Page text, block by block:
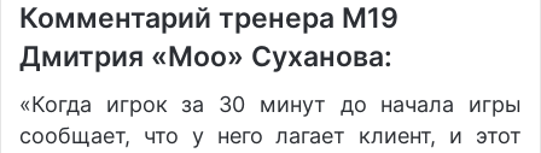
Комментарий тренера M19
Дмитрия «Moo» Суханова:
«Когда игрок за 30 минут до начала игры
сообщает, что у него лагает клиент, и этот